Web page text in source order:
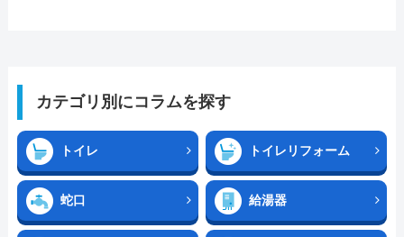
カテゴリ別にコラムを探す
トイレ トイレリフォーム
蛇口 給湯器